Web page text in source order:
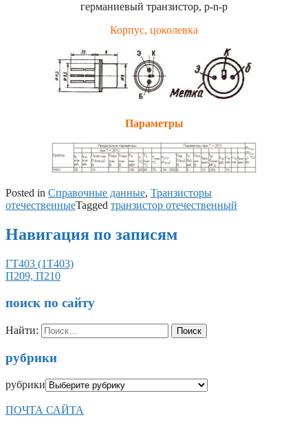
германиевый транзистор, p-n-p
Корпус, цоколевка
Параметры
Posted in Справочные данные, Транзисторы
отечественныеTagged транзистор отечественный
Навигация по записям
ГТ403 (1Т403)
П209, П210
поиск по сайту
Найти:
рубрики
рубрики
ПОЧТА САЙТА